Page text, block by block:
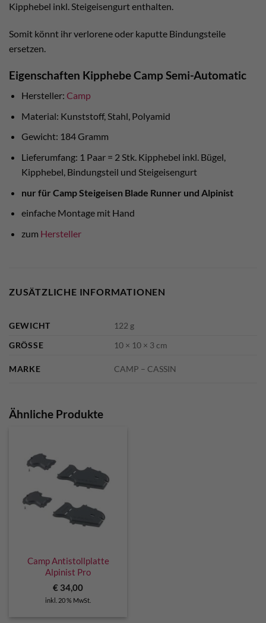
Kipphebel inkl. Steigeisengurt enthalten.
Somit könnt ihr verlorene oder kaputte Bindungsteile
ersetzen.
Eigenschaften Kipphebe Camp Semi-Automatic
Hersteller: Camp
Material: Kunststoff, Stahl, Polyamid
Gewicht: 184 Gramm
Lieferumfang: 1 Paar = 2 Stk. Kipphebel inkl. Bügel,
Kipphebel, Bindungsteil und Steigeisengurt
nur für Camp Steigeisen Blade Runner und Alpinist
einfache Montage mit Hand
zum Hersteller
ZUSÄTZLICHE INFORMATIONEN
GEWICHT
122 g
GRÖSSE
10 × 10 × 3 cm
MARKE CAMP – CASSIN
Ähnliche Produkte
Camp Antistollplatte
Alpinist Pro
€ 34,00
inkl. 20 % MwSt.